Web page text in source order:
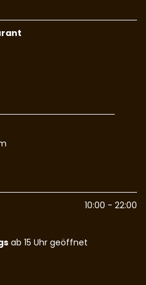
10:00 - 22:00
ab 15 Uhr geöffnet